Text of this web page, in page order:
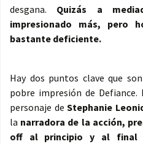
desgana. Quizás a
impresionado más, pero
bastante deficiente.
Hay dos puntos clave que
pobre impresión de
personaje de Stephanie
la narradora de la acción,
off al principio y al final